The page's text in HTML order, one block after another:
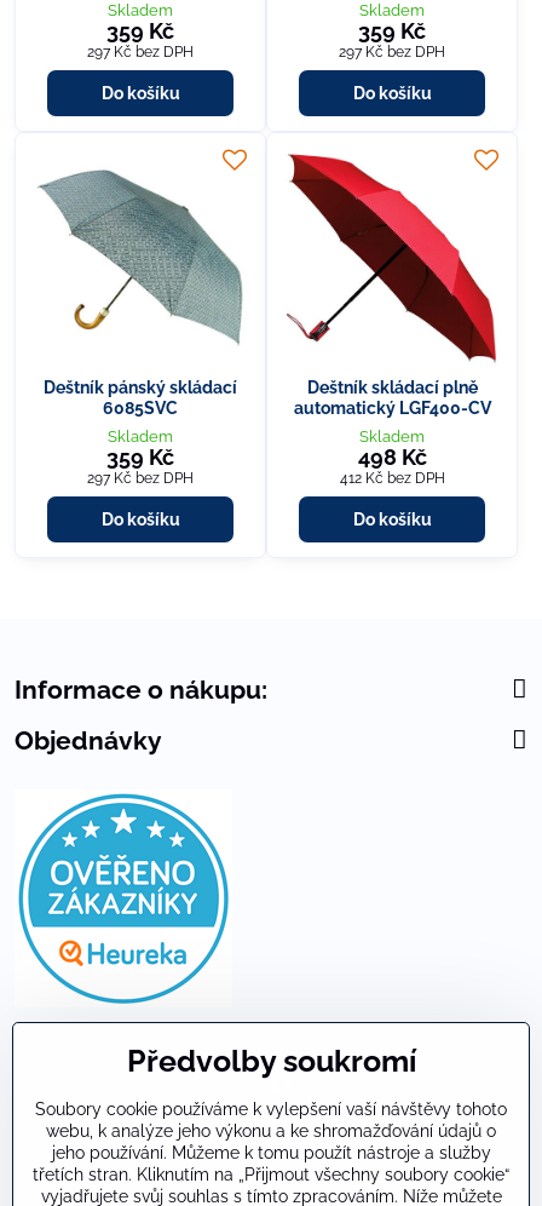
Skladem
359 Kč
297 Kč bez DPH
Do košíku
Skladem
359 Kč
297 Kč bez DPH
Do košíku
Deštník pánský skládací
6085SVC
Skladem
359 Kč
297 Kč bez DPH
Do košíku
Deštník skládací plně
automatický LGF400-CV
Skladem
498 Kč
412 Kč bez DPH
Do košíku
Informace o nákupu:
Objednávky
Tyto stránky jsou proti zneužití dat zabezpečeny technologií SSL
a DNSSEC.
Předvolby soukromí
Soubory cookie používáme k vylepšení vaší návštěvy tohoto
webu, k analýze jeho výkonu a ke shromažďování údajů o
jeho používání. Můžeme k tomu použít nástroje a služby
třetích stran. Kliknutím na „Přijmout všechny soubory cookie“
vyjadřujete svůj souhlas s tímto zpracováním. Níže můžete